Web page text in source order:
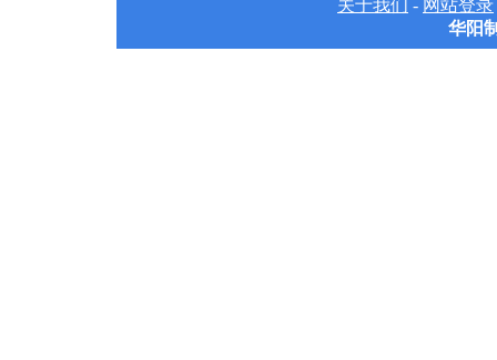
关于我们 - 网站登录
华阳